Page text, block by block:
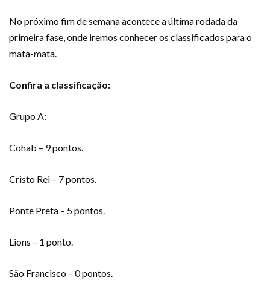
No próximo fim de semana acontece a última rodada da
primeira fase, onde iremos conhecer os classificados para o
mata-mata.
Confira a classificação:
Grupo A:
Cohab – 9 pontos.
Cristo Rei – 7 pontos.
Ponte Preta – 5 pontos.
Lions – 1 ponto.
São Francisco – 0 pontos.